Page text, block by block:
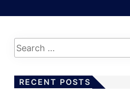
RECENT POSTS